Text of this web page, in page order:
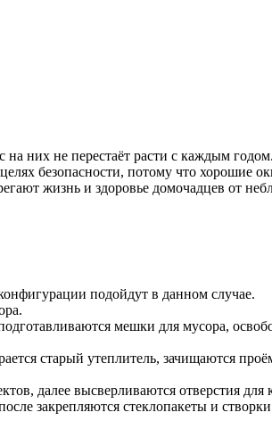
них не перестаёт расти с каждым
безопасности, потому что хорошие
жизнь и здоровье домочадцев от
подойдут в данном случае.
мешки для мусора,
старый утеплитель, зачищаются
далее высверливаются отверстия
закрепляются стеклопакеты и